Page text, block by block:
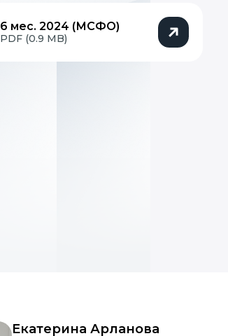
6 мес. 2024 (МСФО)
PDF (0.9 MB)
Екатерина Арланова